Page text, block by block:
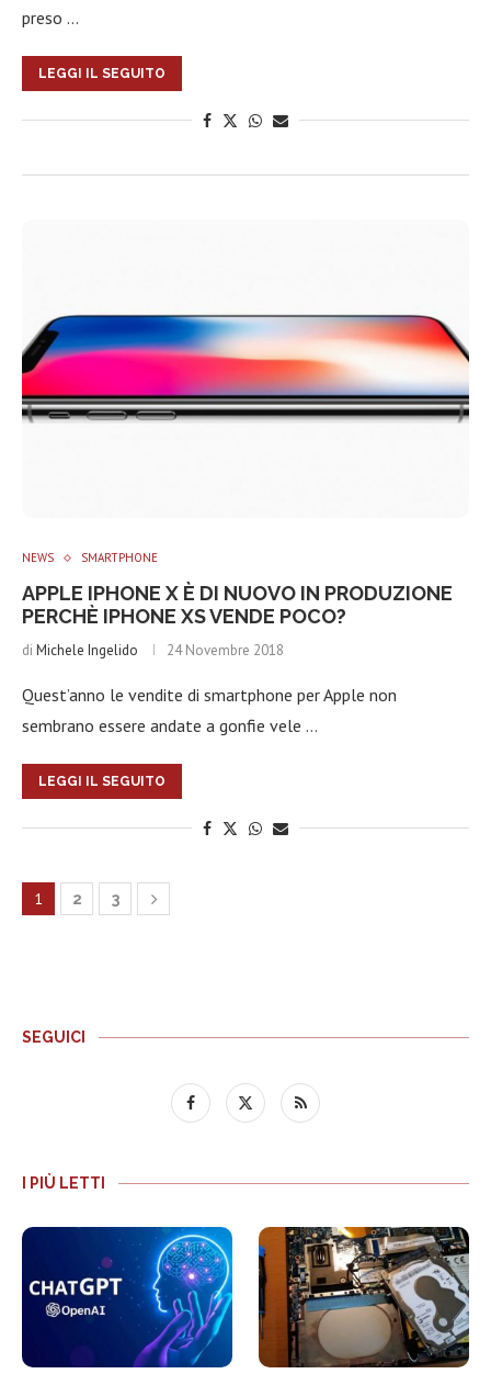
preso …
LEGGI IL SEGUITO
NEWS SMARTPHONE
APPLE IPHONE X È DI NUOVO IN PRODUZIONE
PERCHÈ IPHONE XS VENDE POCO?
di Michele Ingelido 24 Novembre 2018
Quest’anno le vendite di smartphone per Apple non
sembrano essere andate a gonfie vele …
LEGGI IL SEGUITO
1 2 3
SEGUICI
I PIÙ LETTI